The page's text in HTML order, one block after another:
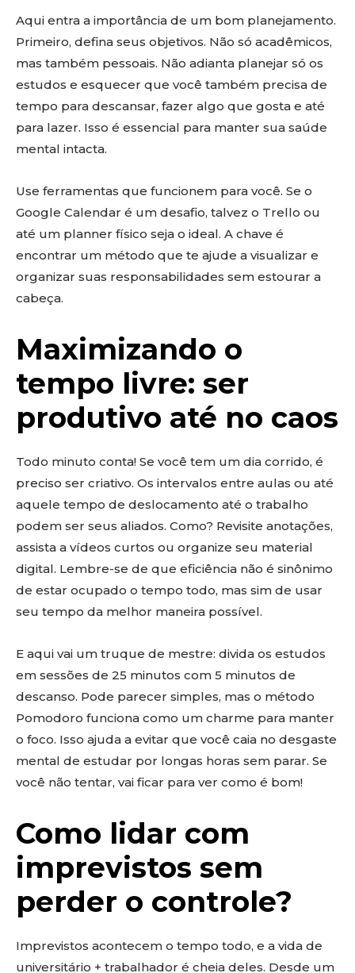
Aqui entra a importância de um bom planejamento.
Primeiro, defina seus objetivos. Não só acadêmicos,
mas também pessoais. Não adianta planejar só os
estudos e esquecer que você também precisa de
tempo para descansar, fazer algo que gosta e até
para lazer. Isso é essencial para manter sua saúde
mental intacta.
Use ferramentas que funcionem para você. Se o
Google Calendar é um desafio, talvez o Trello ou
até um planner físico seja o ideal. A chave é
encontrar um método que te ajude a visualizar e
organizar suas responsabilidades sem estourar a
cabeça.
Maximizando o
tempo livre: ser
produtivo até no caos
Todo minuto conta! Se você tem um dia corrido, é
preciso ser criativo. Os intervalos entre aulas ou até
aquele tempo de deslocamento até o trabalho
podem ser seus aliados. Como? Revisite anotações,
assista a vídeos curtos ou organize seu material
digital. Lembre-se de que eficiência não é sinônimo
de estar ocupado o tempo todo, mas sim de usar
seu tempo da melhor maneira possível.
E aqui vai um truque de mestre: divida os estudos
em sessões de 25 minutos com 5 minutos de
descanso. Pode parecer simples, mas o método
Pomodoro funciona como um charme para manter
o foco. Isso ajuda a evitar que você caia no desgaste
mental de estudar por longas horas sem parar. Se
você não tentar, vai ficar para ver como é bom!
Como lidar com
imprevistos sem
perder o controle?
Imprevistos acontecem o tempo todo, e a vida de
universitário + trabalhador é cheia deles. Desde um